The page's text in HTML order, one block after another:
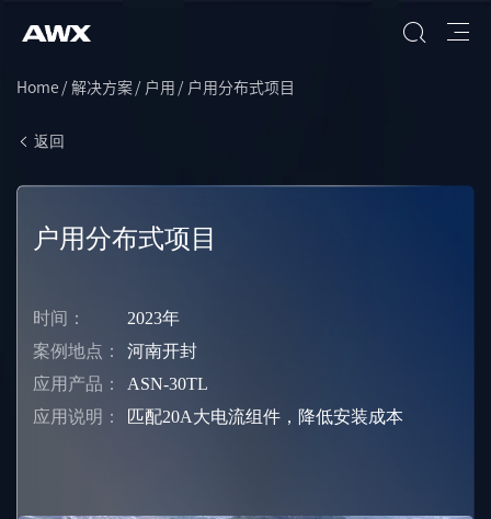
Home 解决方案 户用 户用分布式项目
返回
户用分布式项目
时间：
2023年
案例地点：
河南开封
应用产品：
ASN-30TL
应用说明：
匹配20A大电流组件，降低安装成本